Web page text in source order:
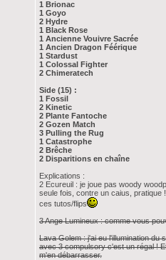
1 Brionac
1 Goyo
2 Hydre
1 Black Rose
1 Ancienne Vouivre Sacrée
1 Ancien Dragon Féérique
1 Stardust
1 Colossal Fighter
2 Chimeratech
Side (15) :
1 Fossil
2 Kinetic
2 Plante Fantoche
2 Gozen Match
3 Pulling the Rug
1 Catastrophe
2 Brêche
2 Disparitions en chaîne
Explications :
2 Ecureuil : je joue pas woody
seule fois, contre un caius, pratique
ces tutos/flips
3 Ange Lumineux : comme vous
Lava Golem : j'ai eu l'illumination du
avec 3 compulsory c'est un régal !
m'en débarrasser.